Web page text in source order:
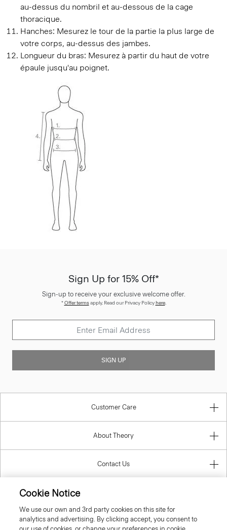
au-dessus du nombril et au-dessous de la cage
thoracique.
Hanches: Mesurez le tour de la partie la plus large de
votre corps, au-dessus des jambes.
Longueur du bras: Mesurez à partir du haut de votre
épaule jusqu'au poignet.
Sign Up for 15% Off*
Sign-up to receive your exclusive welcome offer.
*Offer termsapply. Read our Privacy Policyhere.
SIGN UP
Customer Care
About Theory
Contact Us
Cookie Notice
We use our own and 3rd party cookies on this site for
analytics and advertising. By clicking accept, you consent to